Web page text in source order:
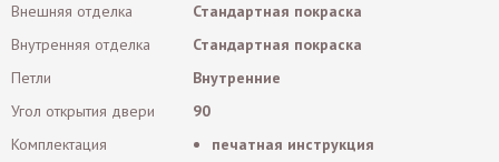
Внешняя отделка
Стандартная покраска
Внутренняя отделка
Стандартная покраска
Петли
Внутренние
Угол открытия двери
90
Комплектация
печатная инструкция